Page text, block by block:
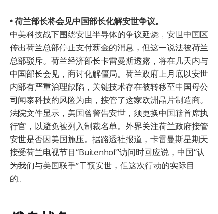
• 荷兰部长将会见中国部长化解安世争议。
中美科技战下围绕安世半导体的争议延烧，安世中国区
传出荷兰总部停止支付薪金的消息，但这一说法被荷兰
总部驳斥。荷兰经济部长卡雷曼斯透露，将在几天内与
中国部长会见，商讨化解僵局。荷兰政府上月底以安世
内部有严重治理缺陷，关键技术存在被转移至中国母公
司闻泰科技的风险为由，接管了这家欧洲晶片制造商。
法院文件显示，美国曾警告安世，须更换中国籍首席执
行官，以避免被列入制裁名单。外界关注荷兰政府接管
安世是否因美国施压。据路透社报道，卡雷曼斯星期天
接受荷兰电视节目“Buitenhof”访问时回应说，中国“认
为我们与美国联手”干预安世，但这次行动的实际目
的。